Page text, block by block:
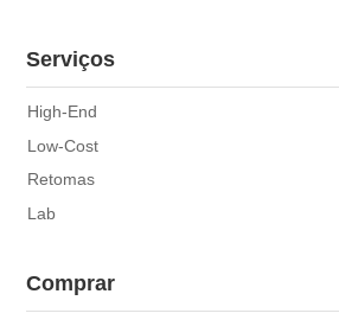
Serviços
High-End
Low-Cost
Retomas
Lab
Comprar